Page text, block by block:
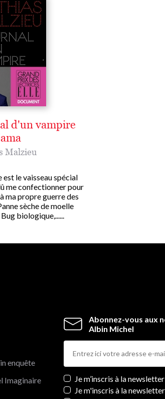
d'un vampire
Malzieu
est le vaisseau spécial
me confectionner pour
ma propre guerre des
sèche de moelle
biologique,......
Abonnez-vous aux
Albin Michel
Newsletters
Je m’inscris à la
Je m'inscris à la
enquête
Imaginaire